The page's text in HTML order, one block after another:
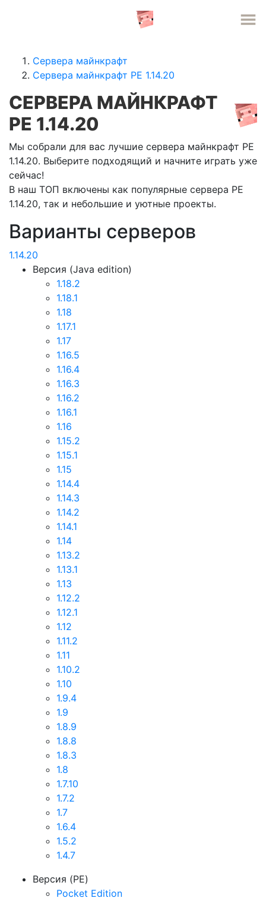
Сервера майнкрафт
Сервера майнкрафт PE 1.14.20
СЕРВЕРА МАЙНКРАФТ
PE 1.14.20
Мы собрали для вас лучшие сервера майнкрафт PE
1.14.20. Выберите подходящий и начните играть уже
сейчас!
В наш ТОП включены как популярные сервера PE
1.14.20, так и небольшие и уютные проекты.
Варианты серверов
1.14.20
Версия (Java edition)
1.18.2
1.18.1
1.18
1.17.1
1.17
1.16.5
1.16.4
1.16.3
1.16.2
1.16.1
1.16
1.15.2
1.15.1
1.15
1.14.4
1.14.3
1.14.2
1.14.1
1.14
1.13.2
1.13.1
1.13
1.12.2
1.12.1
1.12
1.11.2
1.11
1.10.2
1.10
1.9.4
1.9
1.8.9
1.8.8
1.8.3
1.8
1.7.10
1.7.2
1.7
1.6.4
1.5.2
1.4.7
Версия (PE)
Pocket Edition